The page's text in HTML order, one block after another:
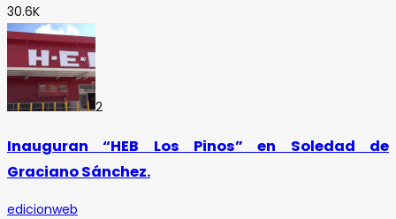
30.6K
2
Inauguran “HEB Los Pinos” en Soledad de
Graciano Sánchez.
edicionweb